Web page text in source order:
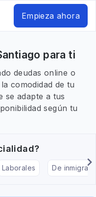
Empieza ahora
para ti
deudas online o
comodidad de tu
se adapte a tus
según tu
Laborales De